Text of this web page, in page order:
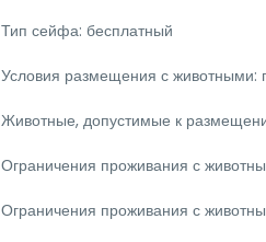
Тип сейфа: бесплатный
Условия размещения с животными:
Животные, допустимые к
Ограничения проживания с
Ограничения проживания с